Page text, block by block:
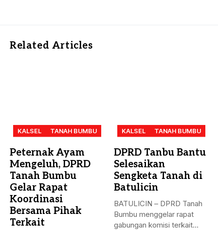
Related Articles
KALSEL TANAH BUMBU
Peternak Ayam
Mengeluh, DPRD
Tanah Bumbu
Gelar Rapat
Koordinasi
Bersama Pihak
Terkait
KALSEL TANAH BUMBU
DPRD Tanbu Bantu
Selesaikan
Sengketa Tanah di
Batulicin
BATULICIN – DPRD Tanah
Bumbu menggelar rapat
gabungan komisi terkait